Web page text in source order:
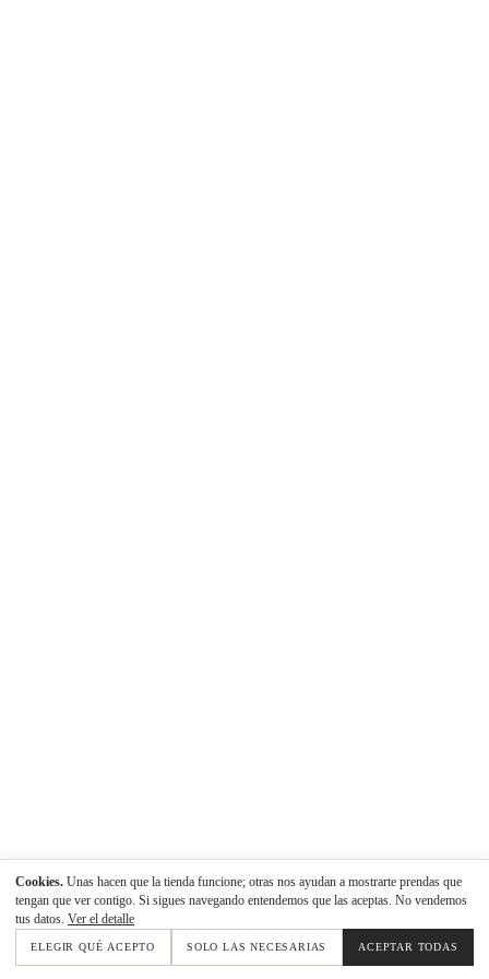
Cookies. Unas hacen que la tienda funcione; otras nos ayudan a mostrarte prendas que
tengan que ver contigo. Si sigues navegando entendemos que las aceptas. No vendemos
tus datos. Ver el detalle
ELEGIR QUÉ ACEPTO SOLO LAS NECESARIAS ACEPTAR TODAS